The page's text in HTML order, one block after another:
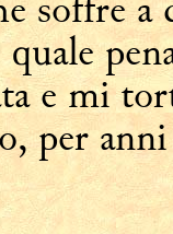
quale
e mi
per